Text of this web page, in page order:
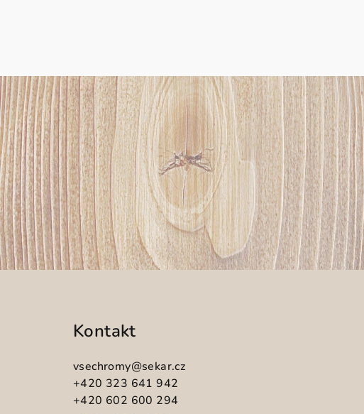
Kontakt
vsechromy@sekar.cz
+420 323 641 942
+420 602 600 294